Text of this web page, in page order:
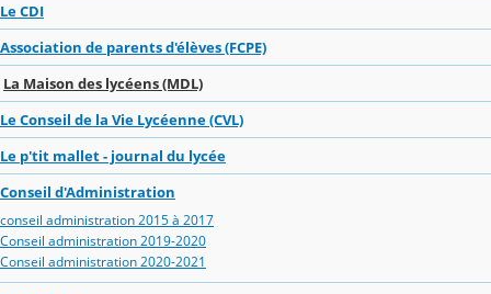
Le CDI
Association de parents d'élèves (FCPE)
La Maison des lycéens (MDL)
Le Conseil de la Vie Lycéenne (CVL)
Le p'tit mallet - journal du lycée
Conseil d'Administration
conseil administration 2015 à 2017
Conseil administration 2019-2020
Conseil administration 2020-2021